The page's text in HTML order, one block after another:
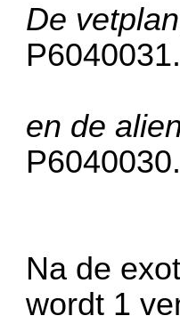
De
en de
Na de
wordt 1